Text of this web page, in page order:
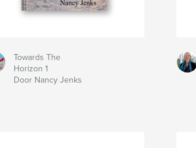
Towards The
Horizon 1
Door Nancy Jenks